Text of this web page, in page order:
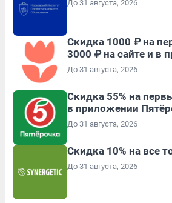
До 31 августа, 2026
Скидка 1000 ₽ на
3000 ₽ на сайте и в
До 31 августа, 2026
Скидка 55% на
в приложении
До 31 августа, 2026
Скидка 10% на все
До 31 августа, 2026